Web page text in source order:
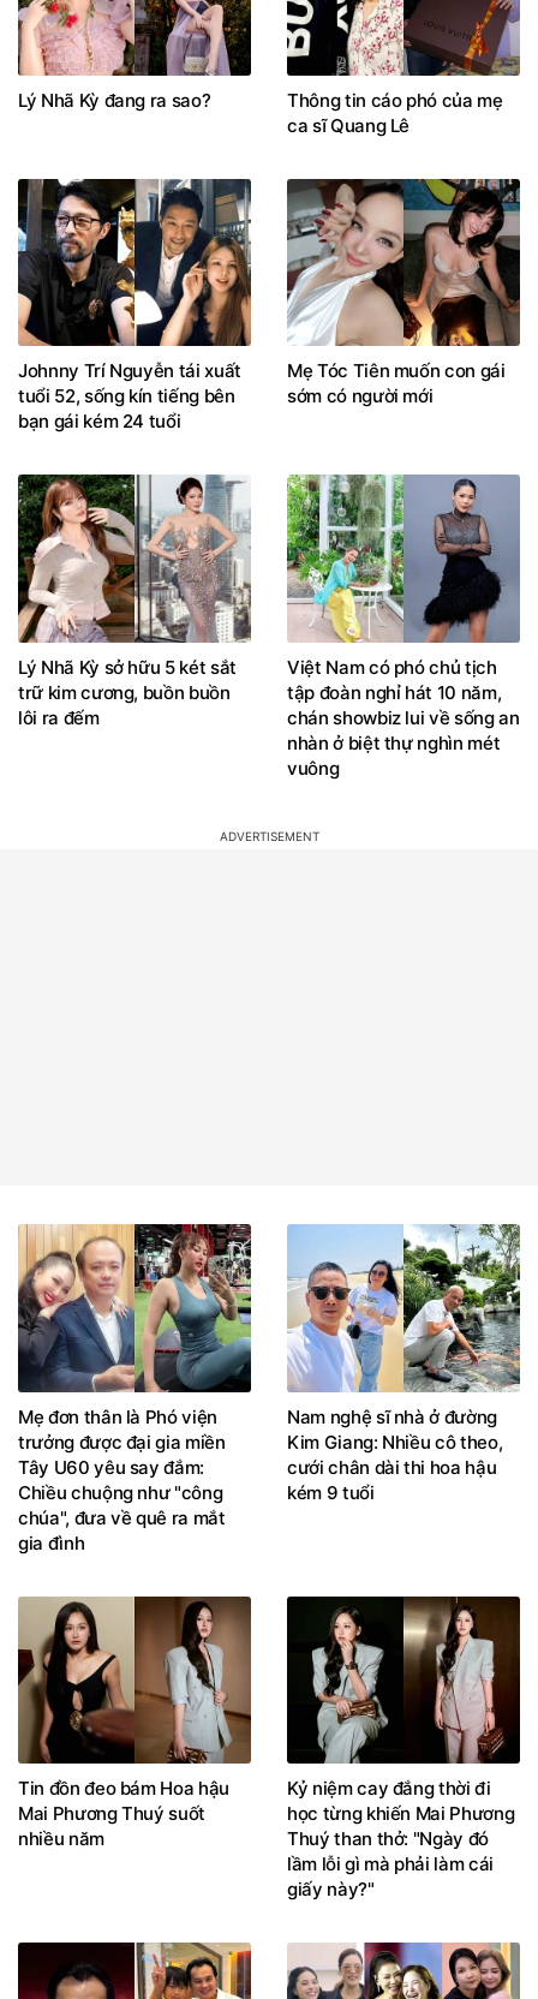
Lý Nhã Kỳ đang ra sao?
Thông tin cáo phó của mẹ
ca sĩ Quang Lê
Johnny Trí Nguyễn tái xuất
tuổi 52, sống kín tiếng bên
bạn gái kém 24 tuổi
Mẹ Tóc Tiên muốn con gái
sớm có người mới
Lý Nhã Kỳ sở hữu 5 két sắt
trữ kim cương, buồn buồn
lôi ra đếm
Việt Nam có phó chủ tịch
tập đoàn nghỉ hát 10 năm,
chán showbiz lui về sống an
nhàn ở biệt thự nghìn mét
vuông
Mẹ đơn thân là Phó viện
trưởng được đại gia miền
Tây U60 yêu say đắm:
Chiều chuộng như "công
chúa", đưa về quê ra mắt
gia đình
Nam nghệ sĩ nhà ở đường
Kim Giang: Nhiều cô theo,
cưới chân dài thi hoa hậu
kém 9 tuổi
Tin đồn đeo bám Hoa hậu
Mai Phương Thuý suốt
nhiều năm
Kỷ niệm cay đắng thời đi
học từng khiến Mai Phương
Thuý than thở: "Ngày đó
lầm lỗi gì mà phải làm cái
giấy này?"